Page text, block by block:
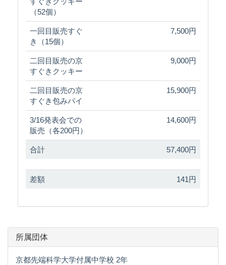
（52個）
一回目販売すぐ
き（15個）
7,500円
二回目販売の京
すぐきクッキー
9,000円
二回目販売の京
すぐき包みパイ
15,900円
3/16発表会での
販売（各200円）
14,600円
合計 57,400円
差額 141円
所属団体
京都先端科学大学付属中学校 2年